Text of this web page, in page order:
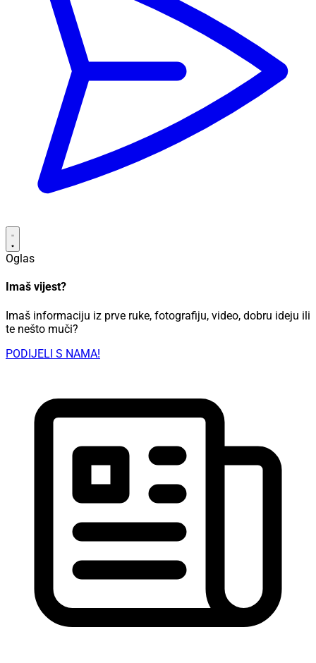
Oglas
Imaš vijest?
Imaš informaciju iz prve ruke, fotografiju, video, dobru ideju ili
te nešto muči?
PODIJELI S NAMA!